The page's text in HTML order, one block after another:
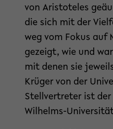
von Aristoteles
die sich mit der
weg vom Fokus auf
gezeigt, wie und
mit denen sie
Krüger von der
Stellvertreter ist der
Wilhelms-